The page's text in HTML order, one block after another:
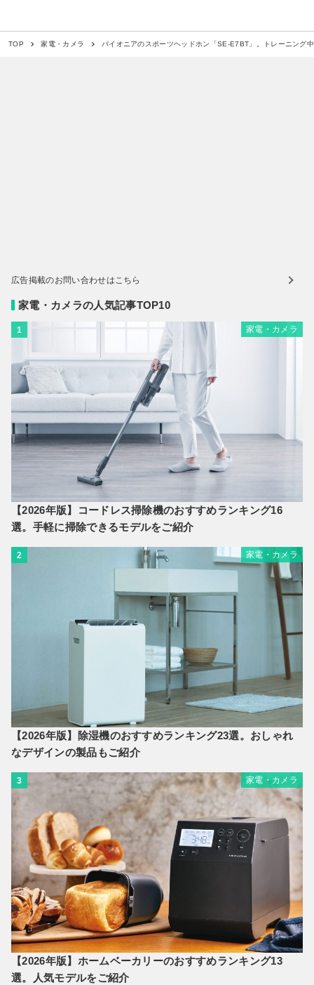
TOP 家電・カメラ パイオニアのスポーツヘッドホン「SE-E7BT」。トレーニング
広告掲載のお問い合わせはこちら
家電・カメラの人気記事TOP10
1 家電・カメラ
【2026年版】コードレス掃除機のおすすめランキング16
選。手軽に掃除できるモデルをご紹介
2 家電・カメラ
【2026年版】除湿機のおすすめランキング23選。おしゃれ
なデザインの製品もご紹介
3 家電・カメラ
【2026年版】ホームベーカリーのおすすめランキング13
選。人気モデルをご紹介